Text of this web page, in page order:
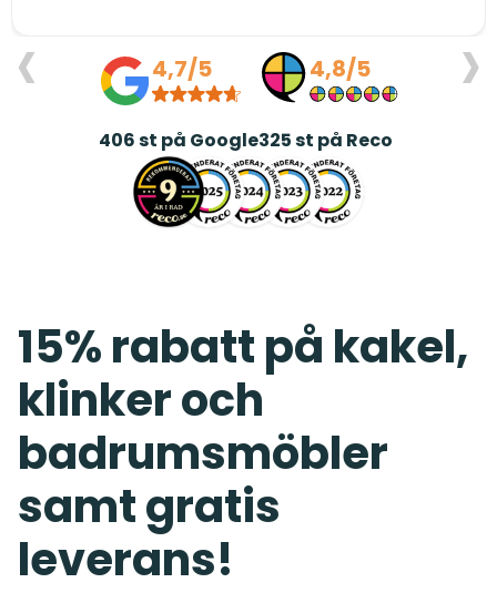
‹ ›
4,7/5
406st på Google
4,8/5
325st på Reco
15% rabatt på kakel,
klinker och
badrumsmöbler
samt gratis
leverans!